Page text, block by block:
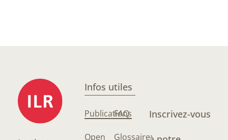
Infos utiles
Publications
Open
FAQ
Glossaire
Inscrivez-vous